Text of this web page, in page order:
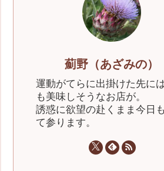
薊野（あざみの）
運動がてらに出掛けた先に
も美味しそうなお店が。
誘惑に欲望の赴くまま今日
て参ります。